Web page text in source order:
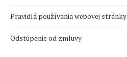
Pravidlá používania webovej stránky
Odstúpenie od zmluvy